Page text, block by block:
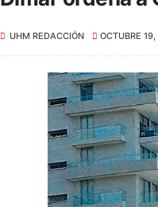
UHM REDACCIÓN OCTUBRE